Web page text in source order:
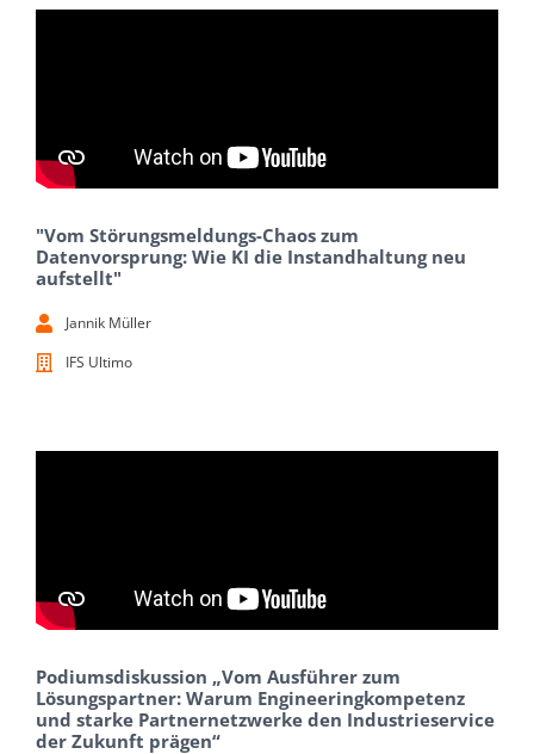
"Vom Störungsmeldungs-Chaos zum
Datenvorsprung: Wie KI die Instandhaltung neu
aufstellt"
Jannik Müller
IFS Ultimo
Podiumsdiskussion „Vom Ausführer zum
Lösungspartner: Warum Engineeringkompetenz
und starke Partnernetzwerke den Industrieservice
der Zukunft prägen“